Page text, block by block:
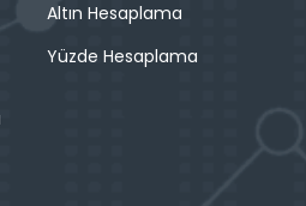
Altın Hesaplama
Yüzde Hesaplama